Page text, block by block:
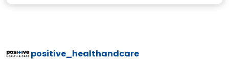
positive_healthandcare